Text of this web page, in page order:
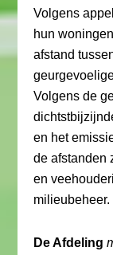
Volgens
hun
afstand
Volgens de
en het
de afstanden
en
milieubeheer.
De Afdeling